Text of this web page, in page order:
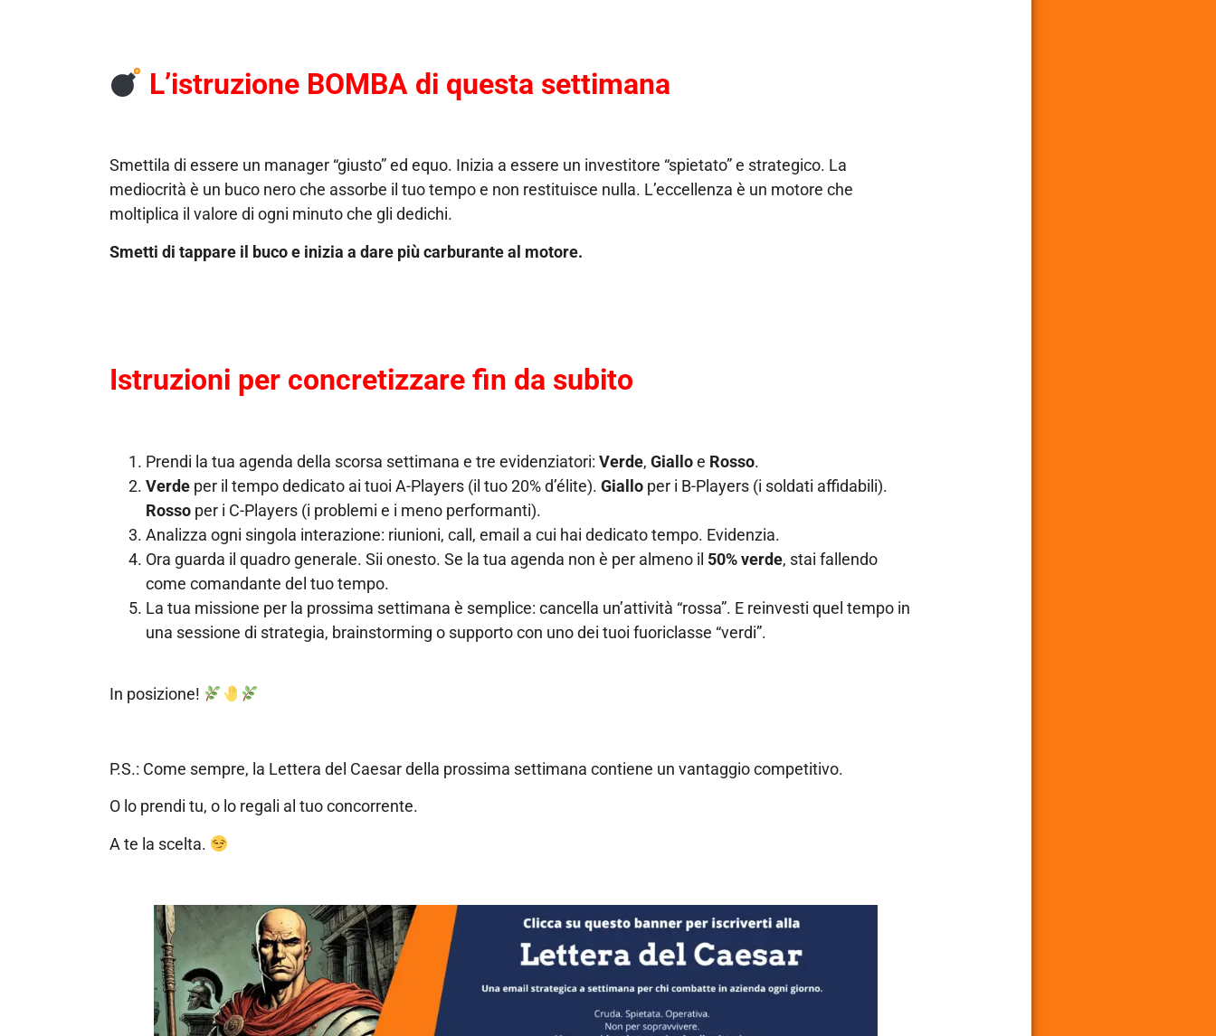
L’istruzione BOMBA di questa settimana
Smettila di essere un manager “giusto” ed equo. Inizia a essere un investitore “spietato” e strategico. La
mediocrità è un buco nero che assorbe il tuo tempo e non restituisce nulla. L’eccellenza è un motore che
moltiplica il valore di ogni minuto che gli dedichi.
Smetti di tappare il buco e inizia a dare più carburante al motore.
Istruzioni per concretizzare fin da subito
Prendi la tua agenda della scorsa settimana e tre evidenziatori: Verde, Gialloe Rosso.
Verdeper il tempo dedicato ai tuoi A-Players (il tuo 20% d’élite). Gialloper i B-Players (i soldati affidabili).
Rossoper i C-Players (i problemi e i meno performanti).
Analizza ogni singola interazione: riunioni, call, email a cui hai dedicato tempo. Evidenzia.
Ora guarda il quadro generale. Sii onesto. Se la tua agenda non è per almeno il 50% verde, stai fallendo
come comandante del tuo tempo.
La tua missione per la prossima settimana è semplice: cancella un’attività “rossa”. E reinvesti quel tempo in
una sessione di strategia, brainstorming o supporto con uno dei tuoi fuoriclasse “verdi”.
In posizione!
P.S.: Come sempre, la Lettera del Caesar della prossima settimana contiene un vantaggio competitivo.
O lo prendi tu, o lo regali al tuo concorrente.
A te la scelta.